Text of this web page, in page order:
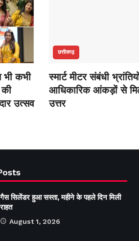
भी कभी
की
उत्सव
छत्तीसगढ़
स्मार्ट मीटर संबंधी
आधिकारिक आंकड़ों से
उत्तर
गैस सिलेंडर हुआ सस्ता, महीने के पहले दिन मिली
राहत
August 1, 2026